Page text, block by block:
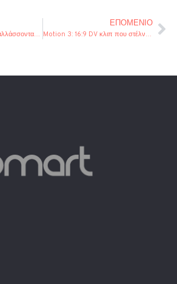
Final Cut Studio: Ανταλλάσσοντας μεταδεδομένα κλιπ μεταξύ Cinema Tools και Final Cut Pro
ΕΠΌΜΕΝΙΟ
Motion 3: 16:9 DV κλιπ που στέλνονται απ’ το Final Cut Pro μπορεί να εμφανίζονται ως 4:3